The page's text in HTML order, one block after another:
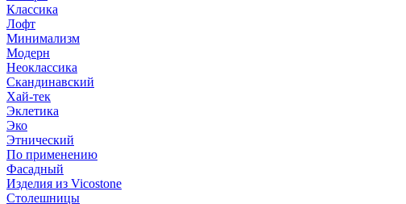
Классика
Лофт
Минимализм
Модерн
Неоклассика
Скандинавский
Хай-тек
Эклетика
Эко
Этнический
По применению
Фасадный
Изделия из Vicostone
Столешницы